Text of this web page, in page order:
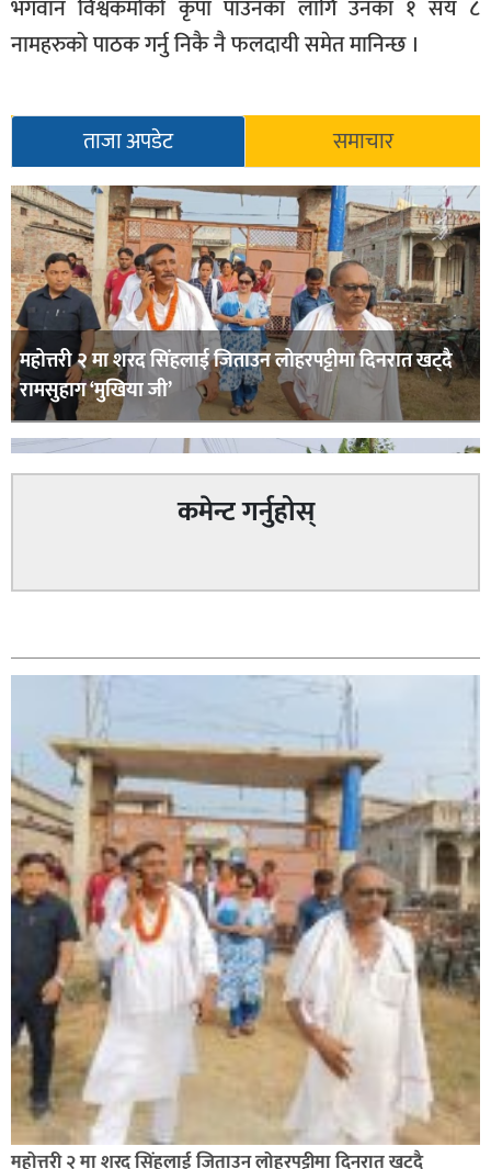
भगवान विश्वकर्माको कृपा पाउनका लागि उनका १ सय ८
नामहरुको पाठक गर्नु निकै नै फलदायी समेत मानिन्छ ।
ताजा अपडेट समाचार
महोत्तरी २ मा शरद सिंहलाई जिताउन लोहरपट्टीमा दिनरात खट्दै
रामसुहाग ‘मुखिया जी’
सिराहा-२ मा संजय यादव भिड्ने !
रक्तदान सेवामा जिल्लामै दोस्रो स्थान ल्याएकोमा जनमत नेताद्वय
रेडक्रस सिराहा द्वारा सम्मानित
कमेन्ट गर्नुहोस्
महोत्तरी २ मा शरद सिंहलाई जिताउन लोहरपट्टीमा दिनरात खट्दै